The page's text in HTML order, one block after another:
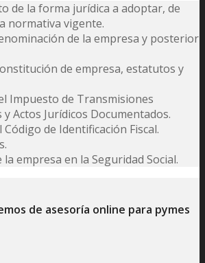
de la forma jurídica a adoptar, de
normativa vigente.
de la empresa y posterior
de empresa, estatutos y
Impuesto de Transmisiones
Actos Jurídicos Documentados.
de Identificación Fiscal.
empresa en la Seguridad Social.
de asesoría online para pymes